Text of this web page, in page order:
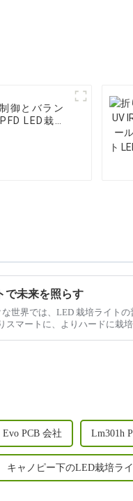
御とバラン
LED栽培
で未来を照らす
世界では、LED 栽培ライト
マートに、よりハードに栽培
Evo PCB 会社 Lm301h
キャノピー下のLED栽培ラ